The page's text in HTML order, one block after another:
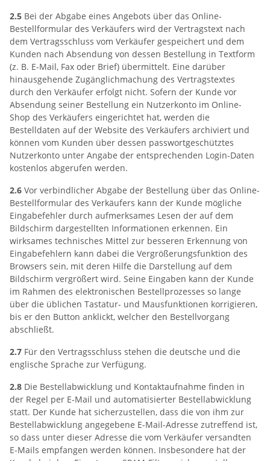
2.5 Bei der Abgabe eines Angebots über das Online-
Bestellformular des Verkäufers wird der Vertragstext nach
dem Vertragsschluss vom Verkäufer gespeichert und dem
Kunden nach Absendung von dessen Bestellung in Textform
(z. B. E-Mail, Fax oder Brief) übermittelt. Eine darüber
hinausgehende Zugänglichmachung des Vertragstextes
durch den Verkäufer erfolgt nicht. Sofern der Kunde vor
Absendung seiner Bestellung ein Nutzerkonto im Online-
Shop des Verkäufers eingerichtet hat, werden die
Bestelldaten auf der Website des Verkäufers archiviert und
können vom Kunden über dessen passwortgeschütztes
Nutzerkonto unter Angabe der entsprechenden Login-Daten
kostenlos abgerufen werden.
2.6 Vor verbindlicher Abgabe der Bestellung über das Online-
Bestellformular des Verkäufers kann der Kunde mögliche
Eingabefehler durch aufmerksames Lesen der auf dem
Bildschirm dargestellten Informationen erkennen. Ein
wirksames technisches Mittel zur besseren Erkennung von
Eingabefehlern kann dabei die Vergrößerungsfunktion des
Browsers sein, mit deren Hilfe die Darstellung auf dem
Bildschirm vergrößert wird. Seine Eingaben kann der Kunde
im Rahmen des elektronischen Bestellprozesses so lange
über die üblichen Tastatur- und Mausfunktionen korrigieren,
bis er den Button anklickt, welcher den Bestellvorgang
abschließt.
2.7 Für den Vertragsschluss stehen die deutsche und die
englische Sprache zur Verfügung.
2.8 Die Bestellabwicklung und Kontaktaufnahme finden in
der Regel per E-Mail und automatisierter Bestellabwicklung
statt. Der Kunde hat sicherzustellen, dass die von ihm zur
Bestellabwicklung angegebene E-Mail-Adresse zutreffend ist,
so dass unter dieser Adresse die vom Verkäufer versandten
E-Mails empfangen werden können. Insbesondere hat der